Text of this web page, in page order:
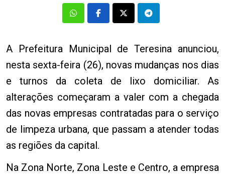
A Prefeitura Municipal de Teresina anunciou,
nesta sexta-feira (26), novas mudanças nos dias
e turnos da coleta de lixo domiciliar. As
alterações começaram a valer com a chegada
das novas empresas contratadas para o serviço
de limpeza urbana, que passam a atender todas
as regiões da capital.
Na Zona Norte, Zona Leste e Centro, a empresa